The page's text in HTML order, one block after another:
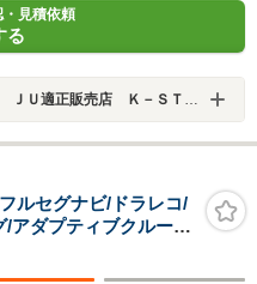
見積依頼
る
販売店 Ｋ－ＳＴＡＧＥ２７２
セグナビ/ドラレコ/
アダプティブクルーズ
ヒーター/衝突軽減ブ
キホールド